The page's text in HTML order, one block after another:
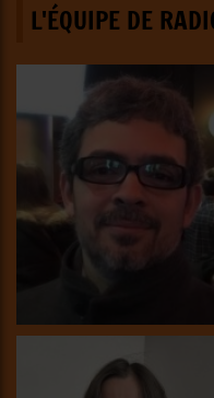
L'ÉQUIPE DE